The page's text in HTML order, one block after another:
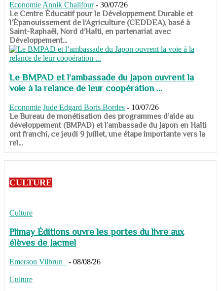
Economie Annik Chalifour - 30/07/26
​​​​​​​Le Centre Éducatif pour le Développement Durable et
l’Épanouissement de l’Agriculture (CEDDEA), basé à
Saint-Raphaël, Nord d’Haïti, en partenariat avec
Développement...
Le BMPAD et l’ambassade du Japon ouvrent la
voie à la relance de leur coopération ...
Economie Jude Edgard Boris Bordes - 10/07/26
​​​​​​​Le Bureau de monétisation des programmes d’aide au
développement (BMPAD) et l’ambassade du Japon en Haïti
ont franchi, ce jeudi 9 juillet, une étape importante vers la
rel...
CULTURE
Culture
Plimay Éditions ouvre les portes du livre aux
élèves de Jacmel
Emerson Vilbrun - 08/08/26
Culture